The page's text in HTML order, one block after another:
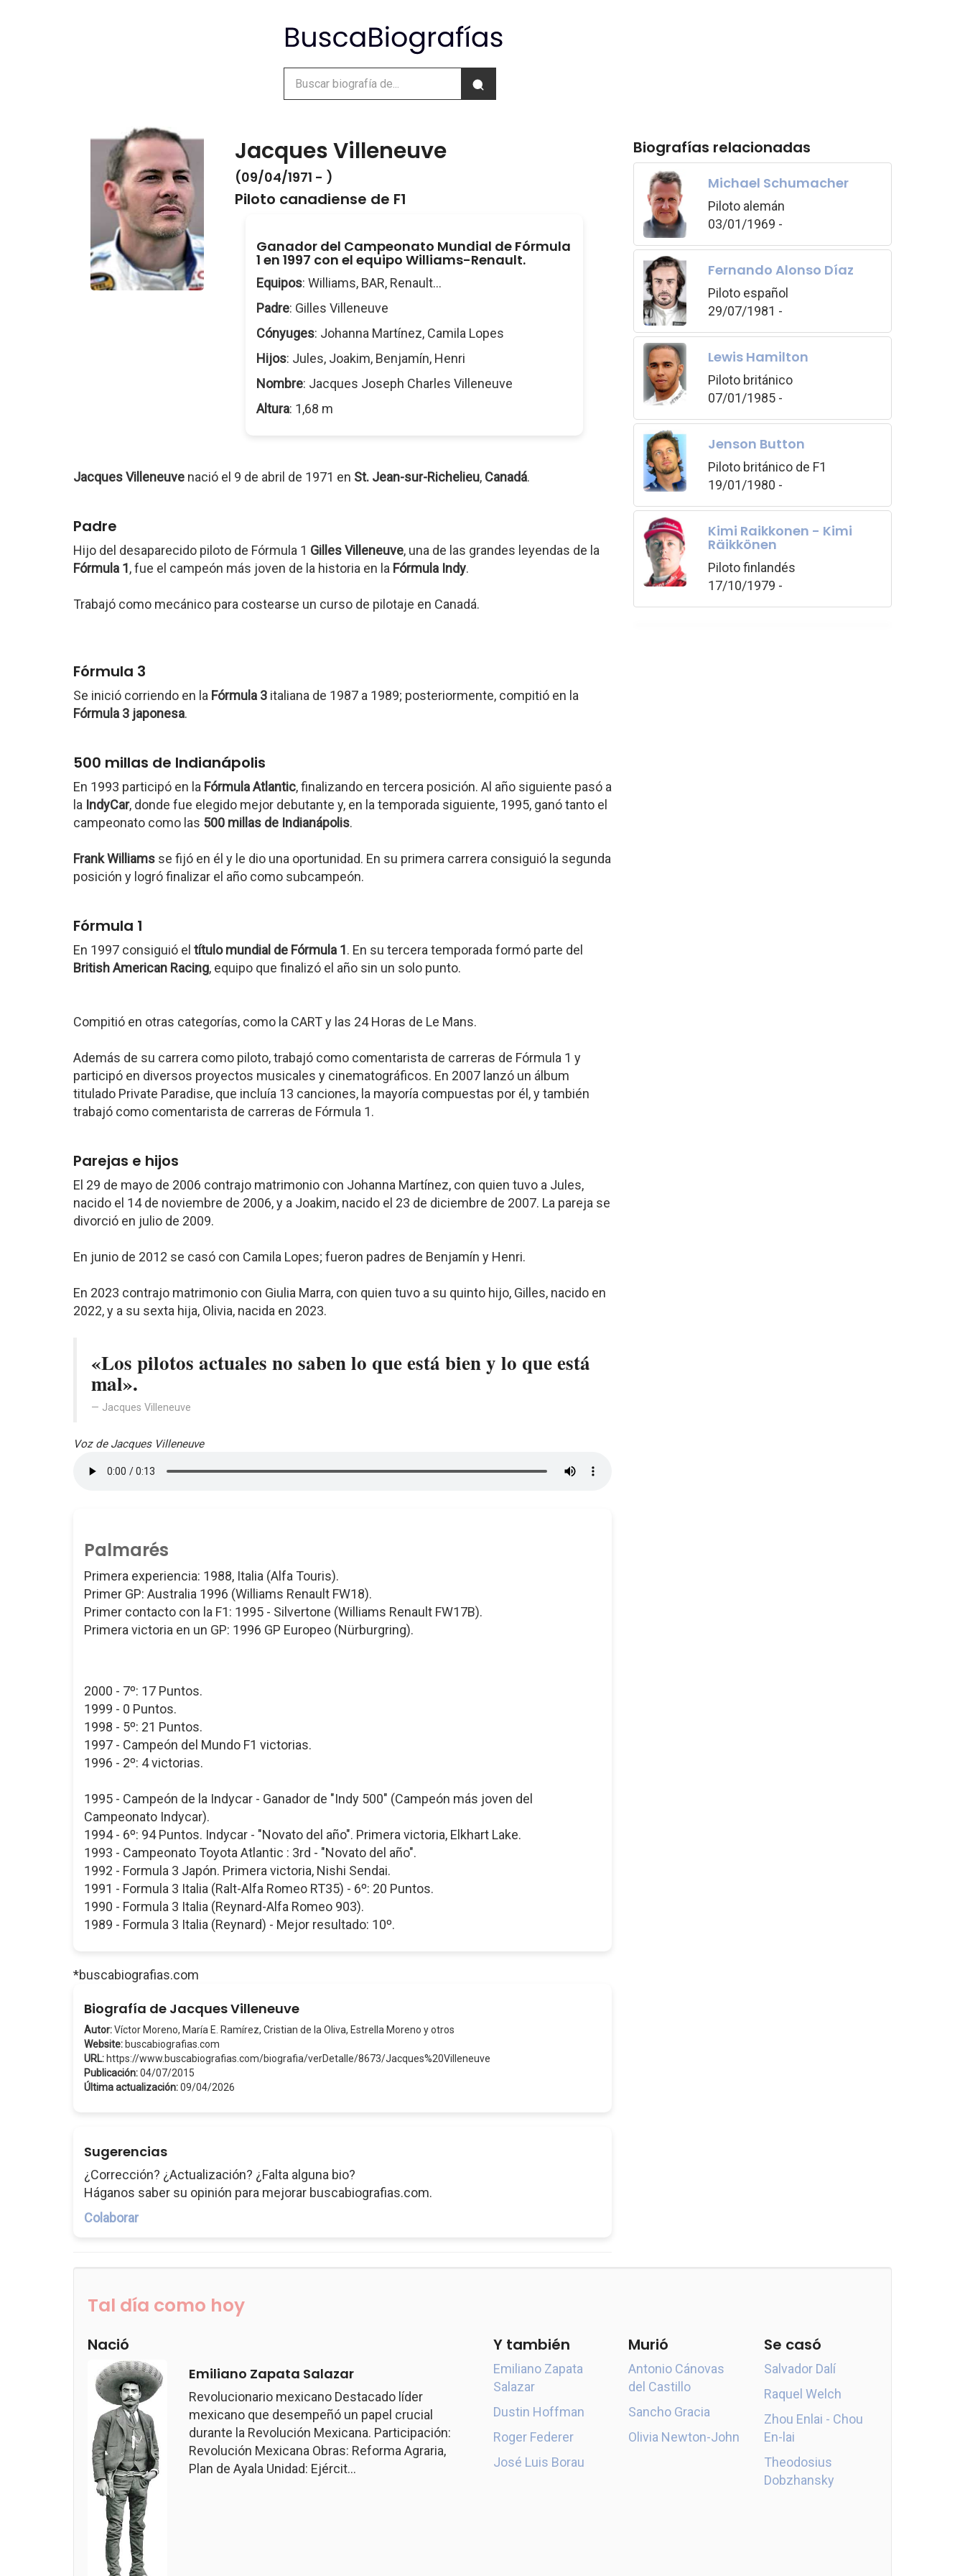
Jacques Villeneuve
(09/04/1971 - )
Piloto canadiense de F1
Ganador del Campeonato Mundial de Fórmula
1 en 1997 con el equipo Williams-Renault.
Equipos: Williams, BAR, Renault...
Padre: Gilles Villeneuve
Cónyuges: Johanna Martínez, Camila Lopes
Hijos: Jules, Joakim, Benjamín, Henri
Nombre: Jacques Joseph Charles Villeneuve
Altura: 1,68 m
Jacques Villeneuve nació el 9 de abril de 1971 en St. Jean-sur-Richelieu, Canadá.
Padre
Hijo del desaparecido piloto de Fórmula 1 Gilles Villeneuve, una de las grandes leyendas de la
Fórmula 1, fue el campeón más joven de la historia en la Fórmula Indy.
Trabajó como mecánico para costearse un curso de pilotaje en Canadá.
Fórmula 3
Se inició corriendo en la Fórmula 3 italiana de 1987 a 1989; posteriormente, compitió en la
Fórmula 3 japonesa.
500 millas de Indianápolis
En 1993 participó en la Fórmula Atlantic, finalizando en tercera posición. Al año siguiente pasó a
la IndyCar, donde fue elegido mejor debutante y, en la temporada siguiente, 1995, ganó tanto el
campeonato como las 500 millas de Indianápolis.
Frank Williams se fijó en él y le dio una oportunidad. En su primera carrera consiguió la segunda
posición y logró finalizar el año como subcampeón.
Fórmula 1
En 1997 consiguió el título mundial de Fórmula 1. En su tercera temporada formó parte del
British American Racing, equipo que finalizó el año sin un solo punto.
Compitió en otras categorías, como la CART y las 24 Horas de Le Mans.
Además de su carrera como piloto, trabajó como comentarista de carreras de Fórmula 1 y
participó en diversos proyectos musicales y cinematográficos. En 2007 lanzó un álbum
titulado Private Paradise, que incluía 13 canciones, la mayoría compuestas por él, y también
trabajó como comentarista de carreras de Fórmula 1.
Parejas e hijos
El 29 de mayo de 2006 contrajo matrimonio con Johanna Martínez, con quien tuvo a Jules,
nacido el 14 de noviembre de 2006, y a Joakim, nacido el 23 de diciembre de 2007. La pareja se
divorció en julio de 2009.
En junio de 2012 se casó con Camila Lopes; fueron padres de Benjamín y Henri.
En 2023 contrajo matrimonio con Giulia Marra, con quien tuvo a su quinto hijo, Gilles, nacido en
2022, y a su sexta hija, Olivia, nacida en 2023.
«Los pilotos actuales no saben lo que está bien y lo que está
mal».
Jacques Villeneuve
Voz de Jacques Villeneuve
Palmarés
Primera experiencia: 1988, Italia (Alfa Touris).
Primer GP: Australia 1996 (Williams Renault FW18).
Primer contacto con la F1: 1995 - Silvertone (Williams Renault FW17B).
Primera victoria en un GP: 1996 GP Europeo (Nürburgring).
2000 - 7º: 17 Puntos.
1999 - 0 Puntos.
1998 - 5º: 21 Puntos.
1997 - Campeón del Mundo F1 victorias.
1996 - 2º: 4 victorias.
1995 - Campeón de la Indycar - Ganador de "Indy 500" (Campeón más joven del
Campeonato Indycar).
1994 - 6º: 94 Puntos. Indycar - "Novato del año". Primera victoria, Elkhart Lake.
1993 - Campeonato Toyota Atlantic : 3rd - "Novato del año".
1992 - Formula 3 Japón. Primera victoria, Nishi Sendai.
1991 - Formula 3 Italia (Ralt-Alfa Romeo RT35) - 6º: 20 Puntos.
1990 - Formula 3 Italia (Reynard-Alfa Romeo 903).
1989 - Formula 3 Italia (Reynard) - Mejor resultado: 10º.
*buscabiografias.com
Biografía de Jacques Villeneuve
Autor:Víctor Moreno, María E. Ramírez, Cristian de la Oliva, Estrella Moreno y otros
Website: buscabiografias.com
URL: https://www.buscabiografias.com/biografia/verDetalle/8673/Jacques%20Villeneuve
Publicación:04/07/2015
Última actualización:09/04/2026
Sugerencias
¿Corrección? ¿Actualización? ¿Falta alguna bio?
Háganos saber su opinión para mejorar buscabiografias.com.
Colaborar
Biografías relacionadas
Michael Schumacher
Piloto alemán
03/01/1969 -
Fernando Alonso Díaz
Piloto español
29/07/1981 -
Lewis Hamilton
Piloto británico
07/01/1985 -
Jenson Button
Piloto británico de F1
19/01/1980 -
Kimi Raikkonen - Kimi
Räikkönen
Piloto finlandés
17/10/1979 -
Tal día como hoy
Nació
Emiliano Zapata Salazar
Revolucionario mexicano Destacado líder
mexicano que desempeñó un papel crucial
durante la Revolución Mexicana. Participación:
Revolución Mexicana Obras: Reforma Agraria,
Plan de Ayala Unidad: Ejércit...
Y también
Emiliano Zapata
Salazar
Dustin Hoffman
Roger Federer
José Luis Borau
Murió
Antonio Cánovas
del Castillo
Sancho Gracia
Olivia Newton-John
Se casó
Salvador Dalí
Raquel Welch
Zhou Enlai - Chou
En-lai
Theodosius
Dobzhansky